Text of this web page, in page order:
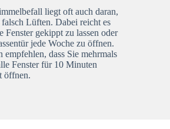
liegt oft auch daran,
falsch Lüften. Dabei reicht es
Fenster gekippt zu lassen oder
jede Woche zu öffnen.
empfehlen, dass Sie mehrmals
Fenster für 10 Minuten
öffnen.